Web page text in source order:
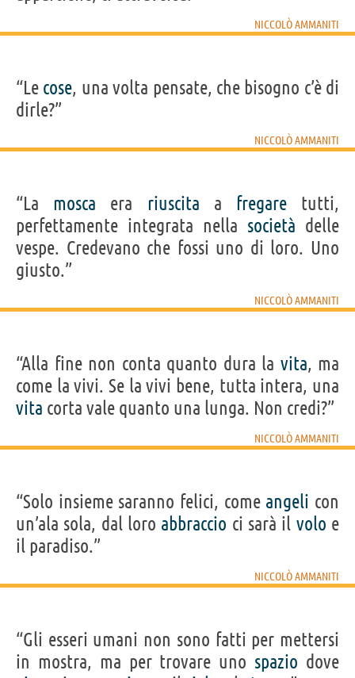
NICCOLÒ AMMANITI
“Le cose, una volta pensate, che bisogno c’è di
dirle?”
NICCOLÒ AMMANITI
“La mosca era riuscita a fregaretutti,
perfettamente integrata nella società delle
vespe. Credevano che fossi uno di loro. Uno
giusto.”
NICCOLÒ AMMANITI
“Alla fine non conta quanto dura la vita, ma
come la vivi. Se la vivi bene, tutta intera, una
vita corta vale quanto una lunga. Non credi?”
NICCOLÒ AMMANITI
“Solo insieme saranno felici, come angeli con
un’ala sola, dal loro abbraccio ci sarà il volo e
il paradiso.”
NICCOLÒ AMMANITI
“Gli esseri umani non sono fatti per mettersi
in mostra, ma per trovare uno spazio dove